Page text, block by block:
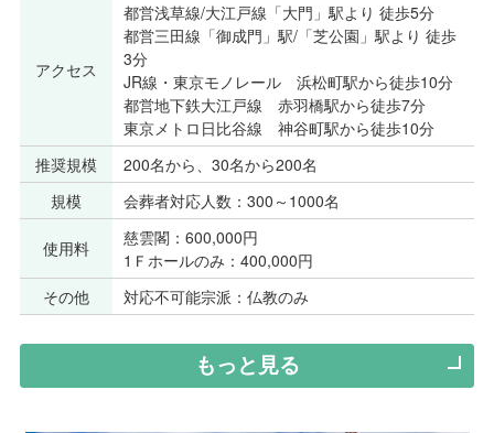
アクセス
都営浅草線/大江戸線「大門」駅より 徒歩5分
都営三田線「御成門」駅/「芝公園」駅より 徒歩
3分
JR線・東京モノレール 浜松町駅から徒歩10分
都営地下鉄大江戸線 赤羽橋駅から徒歩7分
東京メトロ日比谷線 神谷町駅から徒歩10分
推奨規模
200名から、30名から200名
規模
会葬者対応人数：300～1000名
使用料
慈雲閣：600,000円
1Ｆホールのみ：400,000円
その他
対応不可能宗派：仏教のみ
もっと見る